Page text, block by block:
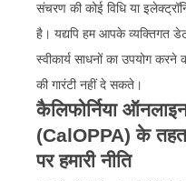
संचरण की कोई विधि या
है। यद्यपि हम आपके व्यक्तिगत
स्वीकार्य साधनों का उपयोग करने
की गारंटी नहीं दे सकते।
कैलिफोर्निया
(CalOPPA) के
पर हमारी नीति